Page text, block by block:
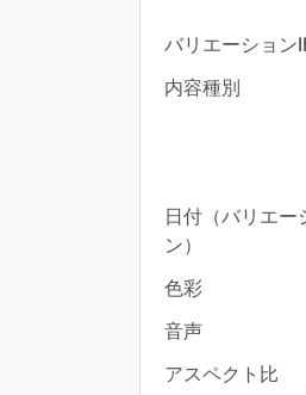
バリエーション
内容種別
日付（バリエー
ン）
色彩
音声
アスペクト比